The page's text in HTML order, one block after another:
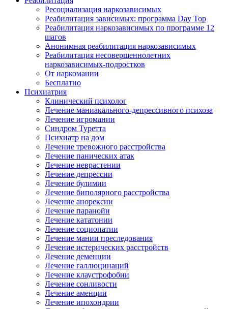
Ресоциализация наркозависимых
Реабилитация зависимых: программа Day Top
Реабилитация наркозависимых по программе 12
шагов
Анонимная реабилитация наркозависимых
Реабилитация несовершеннолетних
наркозависимых-подростков
От наркомании
Бесплатно
Психиатрия
Клинический психолог
Лечение маниакального-депрессивного психоза
Лечение игромании
Синдром Туретта
Психиатр на дом
Лечение тревожного расстройства
Лечение панических атак
Лечение неврастении
Лечение депрессии
Лечение булимии
Лечение биполярного расстройства
Лечение анорексии
Лечение паранойи
Лечение кататонии
Лечение социопатии
Лечение мании преследования
Лечение истерических расстройств
Лечение деменции
Лечение галлюцинаций
Лечение клаустрофобии
Лечение сонливости
Лечение аменции
Лечение ипохондрии